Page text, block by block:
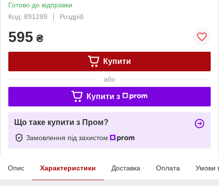
Готово до відправки
Код: 891289
Роздріб
595 ₴
Купити
або
Купити з
Що таке купити з Пром?
Замовлення під захистом
Опис Характеристики Доставка Оплата Умови